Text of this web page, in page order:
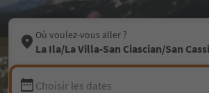
Où voulez-vous aller ?
La Ila/La Villa-San Ciascian/San
Choisir les dates